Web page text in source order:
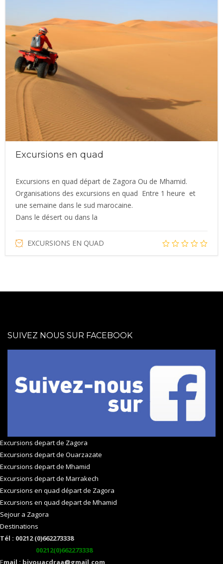
Excursions en quad
Excursions en quad départ de Zagora Ou de Mhamid.
Organisations des excursions en quad Entre 1 heure et
une semaine dans le sud marocaine.
Dans le désert ou dans la
EXCURSIONS EN QUAD
SUIVEZ NOUS SUR FACEBOOK
Excursions depart de Zagora
Excursions depart de Ouarzazate
Excursions depart de Mhamid
Excursions depart de Marrakech
Excursions en quad départ de Zagora
Excursions en quad depart de Mhamid
Sejour a Zagora
Destinations
Tél : 00212 (0)662273338
00212(0)662273338
Email : bivouacdraa@gmail.com